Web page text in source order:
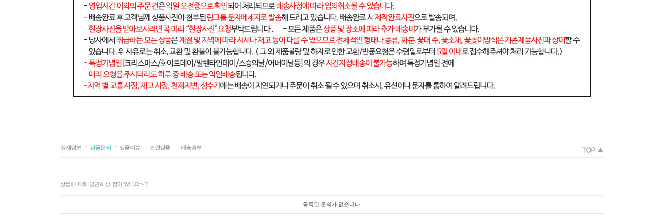
등록된 문의가 없습니다.